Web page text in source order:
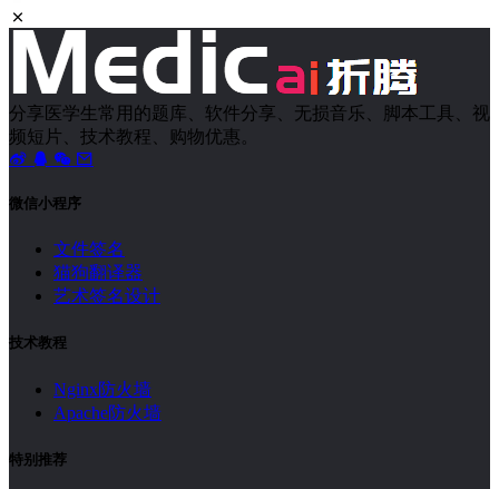
分享医学生常用的题库、软件分享、无损音乐、脚本工具、视
频短片、技术教程、购物优惠。
微信小程序
文件签名
猫狗翻译器
艺术签名设计
技术教程
Nginx防火墙
Apache防火墙
特别推荐